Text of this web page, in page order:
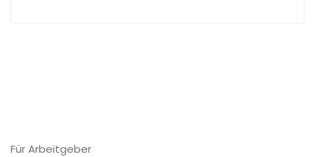
Für Arbeitgeber